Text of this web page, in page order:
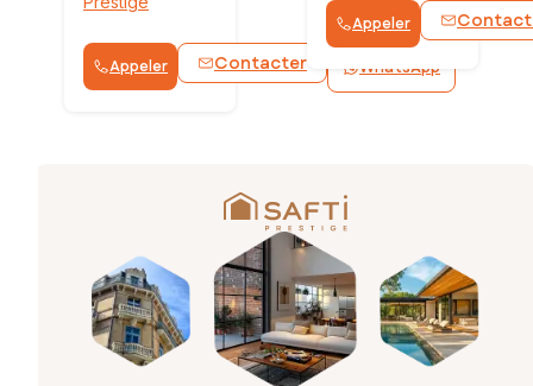
Appeler Contacter WhatsApp
Appeler